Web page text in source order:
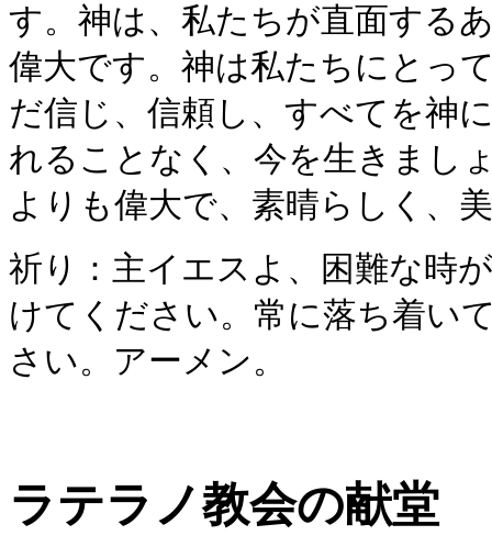
す。神は、私たちが直面する
偉大です。神は私たちにとっ
だ信じ、信頼し、すべてを神
れることなく、今を生きまし
よりも偉大で、素晴らしく、
祈り：主イエスよ、困難な時
けてください。常に落ち着い
さい。アーメン。
ラテラノ教会の献堂